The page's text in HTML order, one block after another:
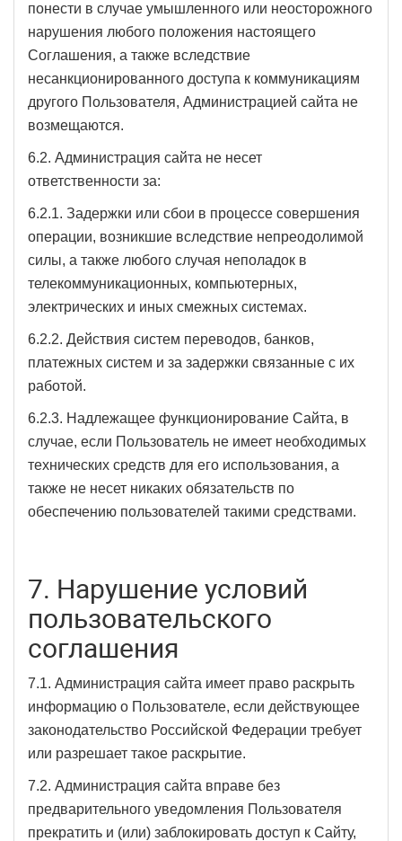
понести в случае умышленного или неосторожного
нарушения любого положения настоящего
Соглашения, а также вследствие
несанкционированного доступа к коммуникациям
другого Пользователя, Администрацией сайта не
возмещаются.
6.2. Администрация сайта не несет
ответственности за:
6.2.1. Задержки или сбои в процессе совершения
операции, возникшие вследствие непреодолимой
силы, а также любого случая неполадок в
телекоммуникационных, компьютерных,
электрических и иных смежных системах.
6.2.2. Действия систем переводов, банков,
платежных систем и за задержки связанные с их
работой.
6.2.3. Надлежащее функционирование Сайта, в
случае, если Пользователь не имеет необходимых
технических средств для его использования, а
также не несет никаких обязательств по
обеспечению пользователей такими средствами.
7. Нарушение условий
пользовательского
соглашения
7.1. Администрация сайта имеет право раскрыть
информацию о Пользователе, если действующее
законодательство Российской Федерации требует
или разрешает такое раскрытие.
7.2. Администрация сайта вправе без
предварительного уведомления Пользователя
прекратить и (или) заблокировать доступ к Сайту,